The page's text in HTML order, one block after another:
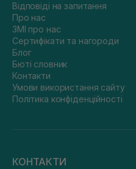
Відповіді на запитання
Про нас
ЗМІ про нас
Сертифікати та нагороди
Блог
Бюті словник
Контакти
Умови використання сайту
Політика конфіденційності
КОНТАКТИ